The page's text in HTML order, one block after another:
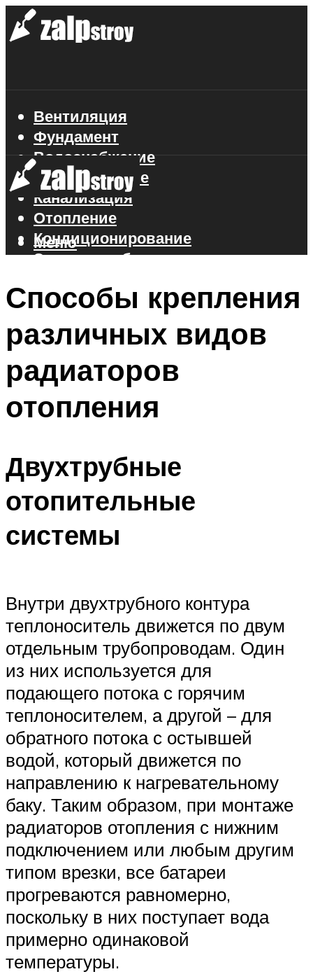
Вентиляция
Фундамент
Водоснабжение
Газоснабжение
Канализация
Отопление
Кондиционирование
Электроснабжение
Меню
Меню
Способы крепления
различных видов
радиаторов
отопления
Двухтрубные
отопительные
системы
Внутри двухтрубного контура
теплоноситель движется по двум
отдельным трубопроводам. Один
из них используется для
подающего потока с горячим
теплоносителем, а другой – для
обратного потока с остывшей
водой, который движется по
направлению к нагревательному
баку. Таким образом, при монтаже
радиаторов отопления с нижним
подключением или любым другим
типом врезки, все батареи
прогреваются равномерно,
поскольку в них поступает вода
примерно одинаковой
температуры.